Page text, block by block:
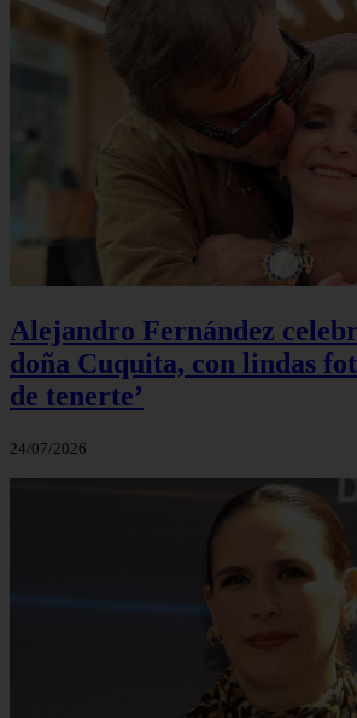
Alejandro Fernández
doña Cuquita, con lindas
de tenerte’
24/07/2026